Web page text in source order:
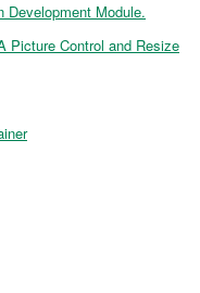
Module.
Picture Control and Resize